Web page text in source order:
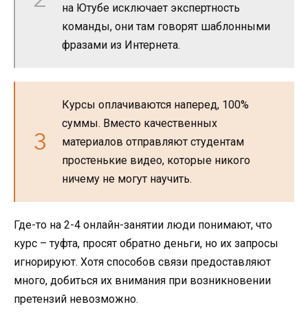
на Ютубе исключает экспертность
команды, они там говорят шаблонными
фразами из Интернета.
Курсы оплачиваются наперед, 100%
суммы. Вместо качественных
материалов отправляют студентам
простенькие видео, которые никого
ничему не могут научить.
Где-то на 2-4 онлайн-занятии люди понимают, что
курс – туфта, просят обратно деньги, но их запросы
игнорируют. Хотя способов связи предоставляют
много, добиться их внимания при возникновении
претензий невозможно.